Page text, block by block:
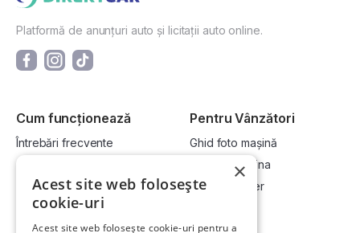
Platformă de anunțuri auto și licitații auto online.
Cum funcționează
Întrebări frecvente
Cum vând la licitație?
Pentru Vânzători
Ghid foto mașină
Vinde-ți mașina
Devino dealer
×
Acest site web folosește
cookie-uri
Acest site web folosește cookie-uri pentru a